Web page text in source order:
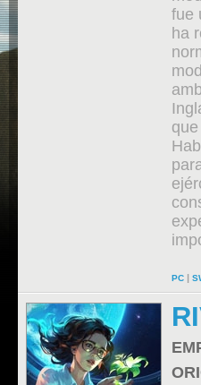
fue
ha
PC |